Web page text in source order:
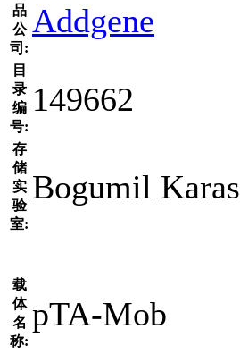
品
公
司:
Addgene
目
录
编
号:
149662
存
储
实
验
室:
Bogumil Karas
载
体
名
称:
pTA-Mob